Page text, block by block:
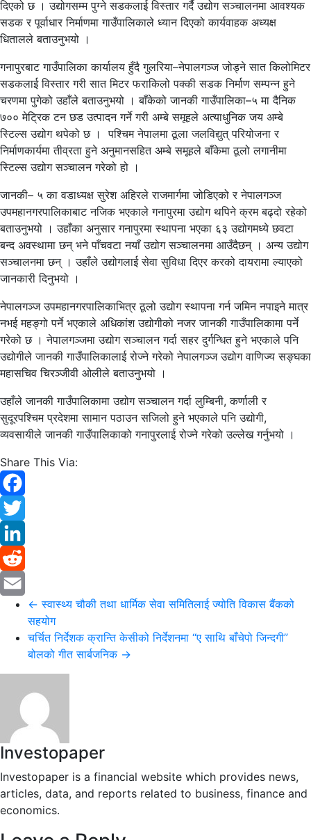
दिएको छ । उद्योगसम्म पुग्ने सडकलाई विस्तार गर्दै उद्योग सञ्चालनमा आवश्यक
सडक र पूर्वाधार निर्माणमा गाउँपालिकाले ध्यान दिएको कार्यवाहक अध्यक्ष
धितालले बताउनुभयो ।
गनापुरबाट गाउँपालिका कार्यालय हुँदै गुलरिया–नेपालगञ्ज जोड्ने सात किलोमिटर
सडकलाई विस्तार गरी सात मिटर फराकिलो पक्की सडक निर्माण सम्पन्न हुने
चरणमा पुगेको उहाँले बताउनुभयो । बाँकेको जानकी गाउँपालिका–५ मा दैनिक
७०० मेट्रिक टन छड उत्पादन गर्ने गरी अम्बे समूहले अत्याधुनिक जय अम्बे
स्टिल्स उद्योग थपेको छ । पश्चिम नेपालमा ठूला जलविद्युत् परियोजना र
निर्माणकार्यमा तीव्रता हुने अनुमानसहित अम्बे समूहले बाँकेमा ठूलो लगानीमा
स्टिल्स उद्योग सञ्चालन गरेको हो ।
जानकी– ५ का वडाध्यक्ष सुरेश अहिरले राजमार्गमा जोडिएको र नेपालगञ्ज
उपमहानगरपालिकाबाट नजिक भएकाले गनापुरमा उद्योग थपिने क्रम बढ्दो रहेको
बताउनुभयो । उहाँका अनुसार गनापुरमा स्थापना भएका ६३ उद्योगमध्ये छवटा
बन्द अवस्थामा छन् भने पाँचवटा नयाँ उद्योग सञ्चालनमा आउँदैछन् । अन्य उद्योग
सञ्चालनमा छन् । उहाँले उद्योगलाई सेवा सुविधा दिएर करको दायरामा ल्याएको
जानकारी दिनुभयो ।
नेपालगञ्ज उपमहानगरपालिकाभित्र ठूलो उद्योग स्थापना गर्न जमिन नपाइने मात्र
नभई महङ्गो पर्ने भएकाले अधिकांश उद्योगीको नजर जानकी गाउँपालिकामा पर्ने
गरेको छ । नेपालगञ्जमा उद्योग सञ्चालन गर्दा सहर दुर्गन्धित हुने भएकाले पनि
उद्योगीले जानकी गाउँपालिकालाई रोज्ने गरेको नेपालगञ्ज उद्योग वाणिज्य सङ्घका
महासचिव चिरञ्जीवी ओलीले बताउनुभयो ।
उहाँले जानकी गाउँपालिकामा उद्योग सञ्चालन गर्दा लुम्बिनी, कर्णाली र
सुदूरपश्चिम प्रदेशमा सामान पठाउन सजिलो हुने भएकाले पनि उद्योगी,
व्यवसायीले जानकी गाउँपालिकाको गनापुरलाई रोज्ने गरेको उल्लेख गर्नुभयो ।
Share This Via:
Facebook
Twitter
LinkedIn
Reddit
Email ← स्वास्थ्य चौकी तथा धार्मिक सेवा समितिलाई ज्योति विकास बैंकको
सहयोग
चर्चित निर्देशक क्रान्ति केसीको निर्देशनमा “ए साथि बाँचेपो जिन्दगी”
बोलको गीत सार्बजनिक →
Investopaper
Investopaper is a financial website which provides news,
articles, data, and reports related to business, finance and
economics.